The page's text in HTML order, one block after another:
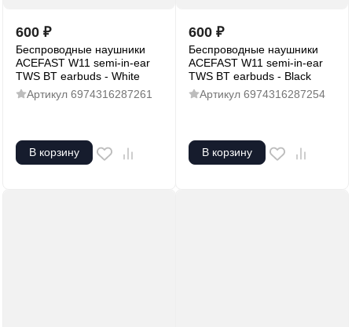
600 ₽
Беспроводные наушники
ACEFAST W11 semi-in-ear
TWS BT earbuds - White
Артикул 6974316287261
В корзину
600 ₽
Беспроводные наушники
ACEFAST W11 semi-in-ear
TWS BT earbuds - Black
Артикул 6974316287254
В корзину